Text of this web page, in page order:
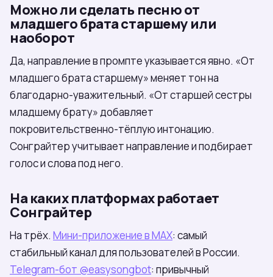
Можно ли сделать песню от
младшего брата старшему или
наоборот
Да, направление в промпте указывается явно. «От
младшего брата старшему» меняет тон на
благодарно-уважительный. «От старшей сестры
младшему брату» добавляет
покровительственно-тёплую интонацию.
Сонграйтер учитывает направление и подбирает
голос и слова под него.
На каких платформах работает
Сонграйтер
На трёх. Мини-приложение в МАХ: самый
стабильный канал для пользователей в России.
Telegram-бот @easysongbot: привычный